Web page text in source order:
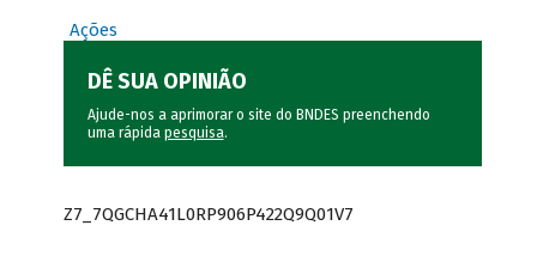
Ações
DÊ SUA OPINIÃO
Ajude-nos a aprimorar o site do BNDES preenchendo
uma rápida pesquisa.
Z7_7QGCHA41L0RP906P422Q9Q01V7